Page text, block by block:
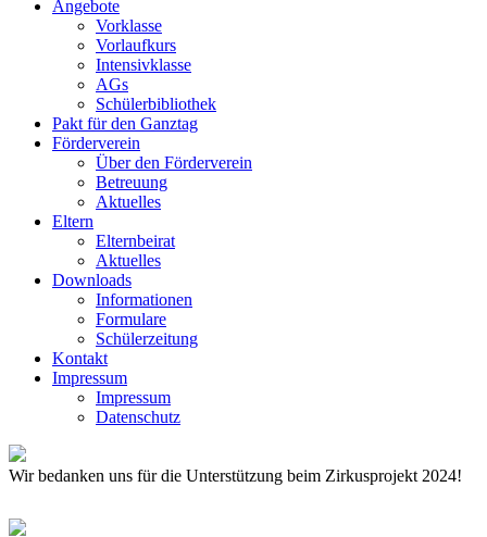
Angebote
Vorklasse
Vorlaufkurs
Intensivklasse
AGs
Schülerbibliothek
Pakt für den Ganztag
Förderverein
Über den Förderverein
Betreuung
Aktuelles
Eltern
Elternbeirat
Aktuelles
Downloads
Informationen
Formulare
Schülerzeitung
Kontakt
Impressum
Impressum
Datenschutz
Wir bedanken uns für die Unterstützung beim Zirkusprojekt 2024!